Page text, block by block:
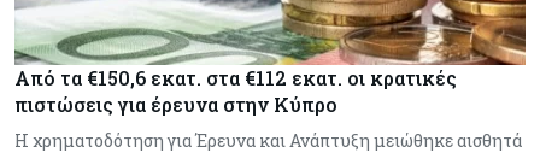
Από τα €150,6 εκατ. στα €112 εκατ. οι κρατικές
πιστώσεις για έρευνα στην Κύπρο
Η χρηματοδότηση για Έρευνα και Ανάπτυξη μειώθηκε αισθητά